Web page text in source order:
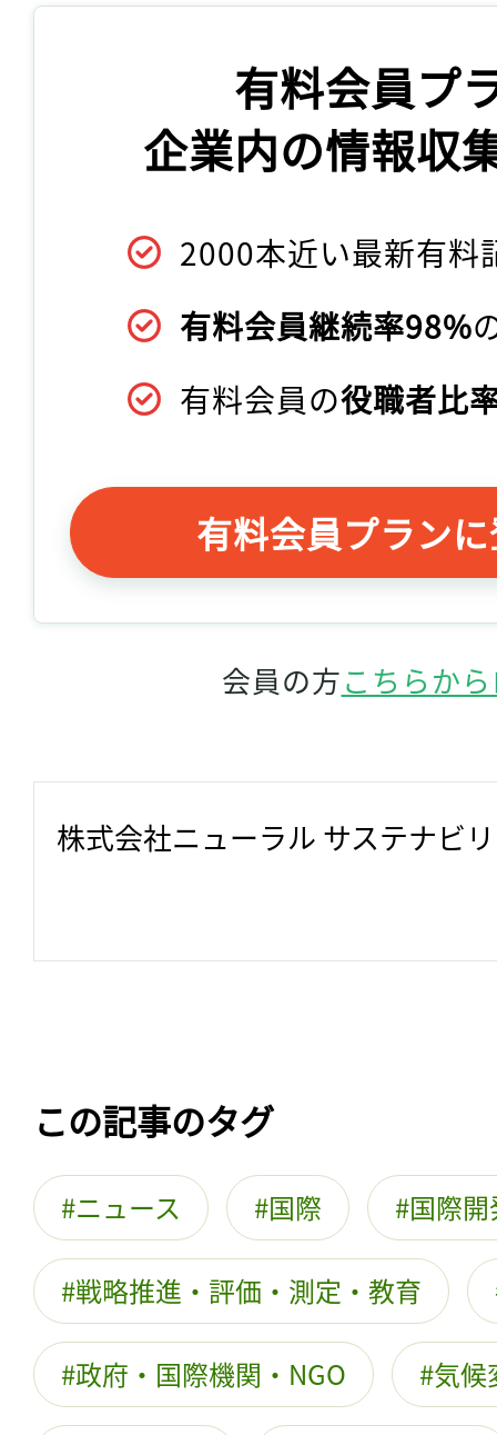
有料会員プ
企業内の情報収
2000本近い最新有料
有料会員継続率98%
有料会員の役職者比
有料会員プラン
会員の方こちらか
株式会社ニューラル サステナビ
この記事のタグ
ニュース 国際 国際
戦略推進・評価・測定・教育
政府・国際機関・NGO 気候